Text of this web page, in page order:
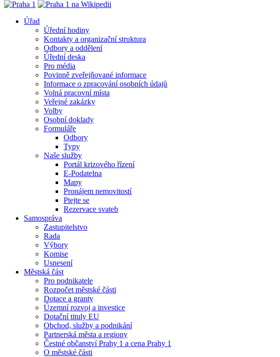
Úřad
Úřední hodiny
Kontakty a organizační struktura
Odbory a oddělení
Úřední deska
Pro média
Povinně zveřejňované informace
Informace o zpracování osobních údajů
Volná pracovní místa
Veřejné zakázky
Volby
Osobní doklady
Formuláře
Odbory
Typy
Naše služby
Portál krizového řízení
E-Podatelna
Mapy
Pronájem nemovitostí
Ptejte se
Rezervace svateb
Samospráva
Zastupitelstvo
Rada
Výbory
Komise
Usnesení
Městská část
Pro podnikatele
Rozpočet městské části
Dotace a granty
Územní rozvoj a investice
Dotační tituly EU
Obchod, služby a podnikání
Partnerská města a regiony
Čestné občanství Prahy 1 a cena Prahy 1
O městské části